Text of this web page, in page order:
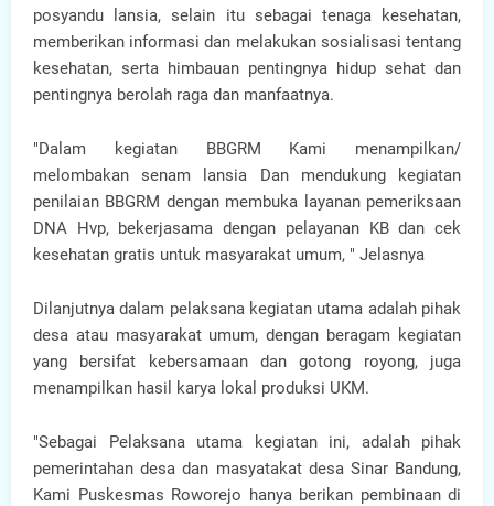
posyandu lansia, selain itu sebagai tenaga kesehatan,
memberikan informasi dan melakukan sosialisasi tentang
kesehatan, serta himbauan pentingnya hidup sehat dan
pentingnya berolah raga dan manfaatnya.
"Dalam kegiatan BBGRM Kami menampilkan/
melombakan senam lansia Dan mendukung kegiatan
penilaian BBGRM dengan membuka layanan pemeriksaan
DNA Hvp, bekerjasama dengan pelayanan KB dan cek
kesehatan gratis untuk masyarakat umum, " Jelasnya
Dilanjutnya dalam pelaksana kegiatan utama adalah pihak
desa atau masyarakat umum, dengan beragam kegiatan
yang bersifat kebersamaan dan gotong royong, juga
menampilkan hasil karya lokal produksi UKM.
"Sebagai Pelaksana utama kegiatan ini, adalah pihak
pemerintahan desa dan masyatakat desa Sinar Bandung,
Kami Puskesmas Roworejo hanya berikan pembinaan di